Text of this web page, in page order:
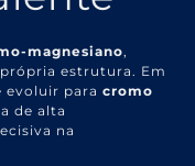
magnesiano,
estrutura. Em
evoluir paracromo
de alta
na